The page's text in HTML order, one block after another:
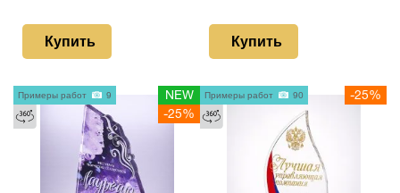
Купить Купить
NEW
-25%
Примеры работ 9 -25%
Примеры работ 90